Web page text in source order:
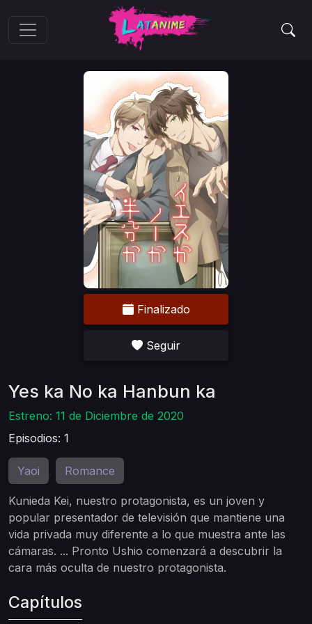
Finalizado
Seguir
Yes ka No ka Hanbun ka
Estreno: 11 de Diciembre de 2020
Episodios: 1
Yaoi Romance
Kunieda Kei, nuestro protagonista, es un joven y
popular presentador de televisión que mantiene una
vida privada muy diferente a lo que muestra ante las
cámaras. ... Pronto Ushio comenzará a descubrir la
cara más oculta de nuestro protagonista.
Capítulos